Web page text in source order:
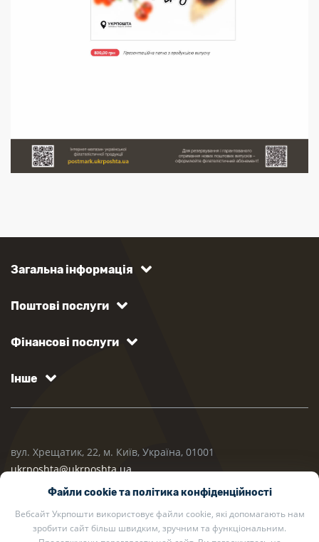
Файли cookie та політика конфіденційності
Вебсайт Укрпошти використовує файли cookie, які допомагають нам
зробити сайт більш швидким, зручним та функціональним.
Загальна інформація
Поштові послуги
Фінансові послуги
Інше
вул. Хрещатик, 22, м. Київ, Україна, 01001
ukrposhta@ukrposhta.ua